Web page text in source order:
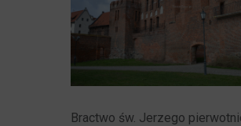
Bractwo św. Jerzego